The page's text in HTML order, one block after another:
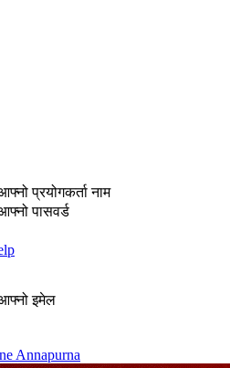
प्रयोगकर्ता नाम
पासवर्ड
इमेल
Annapurna